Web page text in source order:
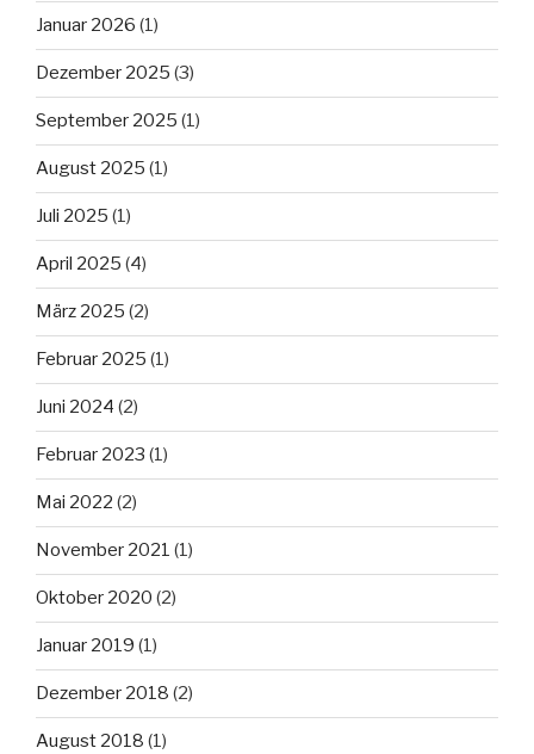
Januar 2026 (1)
Dezember 2025 (3)
September 2025 (1)
August 2025 (1)
Juli 2025 (1)
April 2025 (4)
März 2025 (2)
Februar 2025 (1)
Juni 2024 (2)
Februar 2023 (1)
Mai 2022 (2)
November 2021 (1)
Oktober 2020 (2)
Januar 2019 (1)
Dezember 2018 (2)
August 2018 (1)